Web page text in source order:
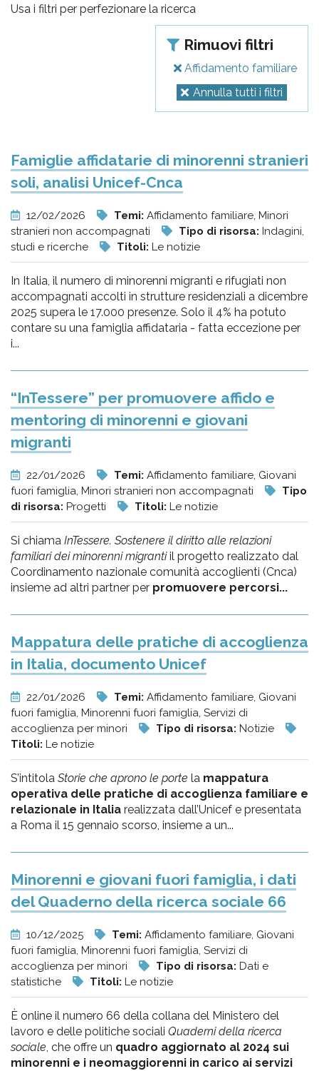
l'adolescenza
Usa i filtri per perfezionare la ricerca
Rimuovi filtri
Affidamento familiare
Annulla tutti i filtri
Famiglie affidatarie di minorenni stranieri
soli, analisi Unicef-Cnca
12/02/2026 Temi: Affidamento familiare, Minori
stranieri non accompagnati
Tipo di risorsa: Indagini,
studi e ricerche
Titoli: Le notizie
In Italia, il numero di minorenni migranti e rifugiati non
accompagnati accolti in strutture residenziali a dicembre
2025 supera le 17.000 presenze. Solo il 4% ha potuto
contare su una famiglia affidataria - fatta eccezione per
i...
“InTessere” per promuovere affido e
mentoring di minorenni e giovani
migranti
22/01/2026 Temi: Affidamento familiare, Giovani
fuori famiglia, Minori stranieri non accompagnati
Tipo
di risorsa: Progetti Titoli: Le notizie
Si chiama InTessere. Sostenere il diritto alle relazioni
familiari dei minorenni migrantiil progetto realizzato dal
Coordinamento nazionale comunità accoglienti (Cnca)
insieme ad altri partner per promuovere percorsi...
Mappatura delle pratiche di accoglienza
in Italia, documento Unicef
22/01/2026 Temi: Affidamento familiare, Giovani
fuori famiglia, Minorenni fuori famiglia, Servizi di
accoglienza per minori
Tipo di risorsa: Notizie
Titoli: Le notizie
S’intitola Storie che aprono le porte la mappatura
operativa delle pratiche di accoglienza familiare e
relazionale in Italia realizzata dall’Unicef e presentata
a Roma il 15 gennaio scorso, insieme a un...
Minorenni e giovani fuori famiglia, i dati
del Quaderno della ricerca sociale 66
10/12/2025 Temi: Affidamento familiare, Giovani
fuori famiglia, Minorenni fuori famiglia, Servizi di
accoglienza per minori
Tipo di risorsa: Dati e
statistiche
Titoli: Le notizie
È online il numero 66 della collana del Ministero del
lavoro e delle politiche sociali Quaderni della ricerca
sociale, che offre un quadro aggiornato al 2024 sui
minorenni e i neomaggiorenni in carico ai servizi